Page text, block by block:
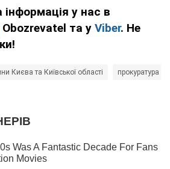
інформація у нас в
Obozrevatel та у Viber. Не
Києва та Київської області прокуратура